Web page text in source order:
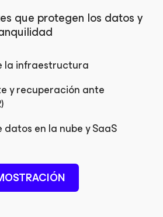
que protegen los datos y
la infraestructura
y recuperación ante
en la nube y SaaS